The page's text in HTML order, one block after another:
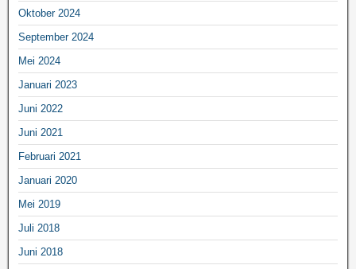
Oktober 2024
September 2024
Mei 2024
Januari 2023
Juni 2022
Juni 2021
Februari 2021
Januari 2020
Mei 2019
Juli 2018
Juni 2018